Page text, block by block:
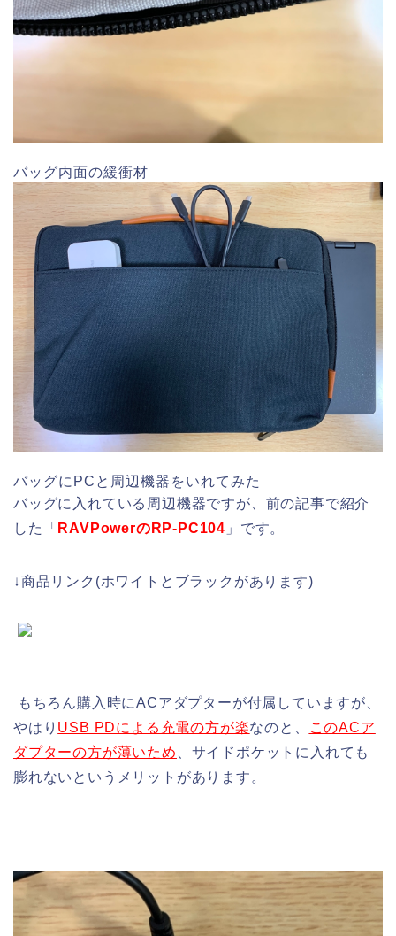
バッグ内面の緩衝材
バッグにPCと周辺機器をいれてみた
バッグに入れている周辺機器ですが、前の記事で紹介
した「 RAVPowerのRP-PC104 」です。
↓商品リンク(ホワイトとブラックがあります)
もちろん購入時にACアダプターが付属していますが、
やはり USB PDによる充電の方が楽なのと、
このACア
ダプターの方が薄いため
、サイドポケットに入れても
膨れないというメリットがあります。